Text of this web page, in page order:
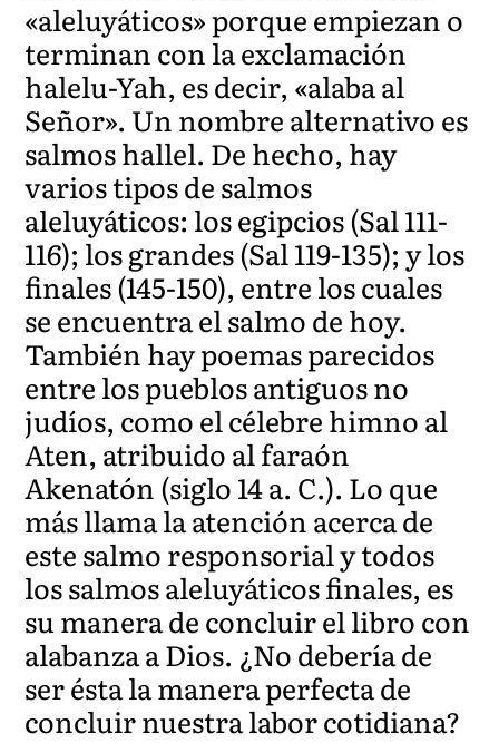
«aleluyáticos» porque empiezan o
terminan con la exclamación
halelu-Yah, es decir, «alaba al
Señor». Un nombre alternativo es
salmos hallel. De hecho, hay
varios tipos de salmos
aleluyáticos: los egipcios (Sal 111-
116); los grandes (Sal 119-135); y los
finales (145-150), entre los cuales
se encuentra el salmo de hoy.
También hay poemas parecidos
entre los pueblos antiguos no
judíos, como el célebre himno al
Aten, atribuido al faraón
Akenatón (siglo 14 a. C.). Lo que
más llama la atención acerca de
este salmo responsorial y todos
los salmos aleluyáticos finales, es
su manera de concluir el libro con
alabanza a Dios. ¿No debería de
ser ésta la manera perfecta de
concluir nuestra labor cotidiana?